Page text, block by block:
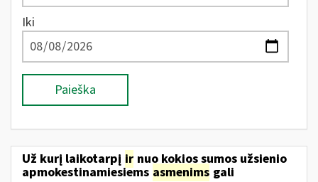
Iki
Paieška
Už kurį laikotarpį ir nuo kokios sumos užsienio
apmokestinamiesiems asmenims gali